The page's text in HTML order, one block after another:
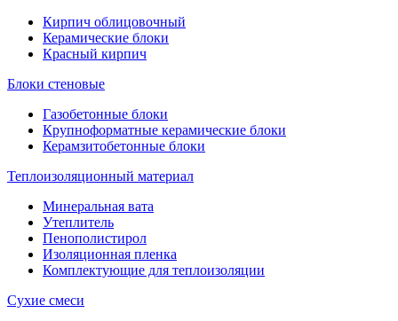
Кирпич облицовочный
Керамические блоки
Красный кирпич
Блоки стеновые
Газобетонные блоки
Крупноформатные керамические блоки
Керамзитобетонные блоки
Теплоизоляционный материал
Минеральная вата
Утеплитель
Пенополистирол
Изоляционная пленка
Комплектующие для теплоизоляции
Сухие смеси